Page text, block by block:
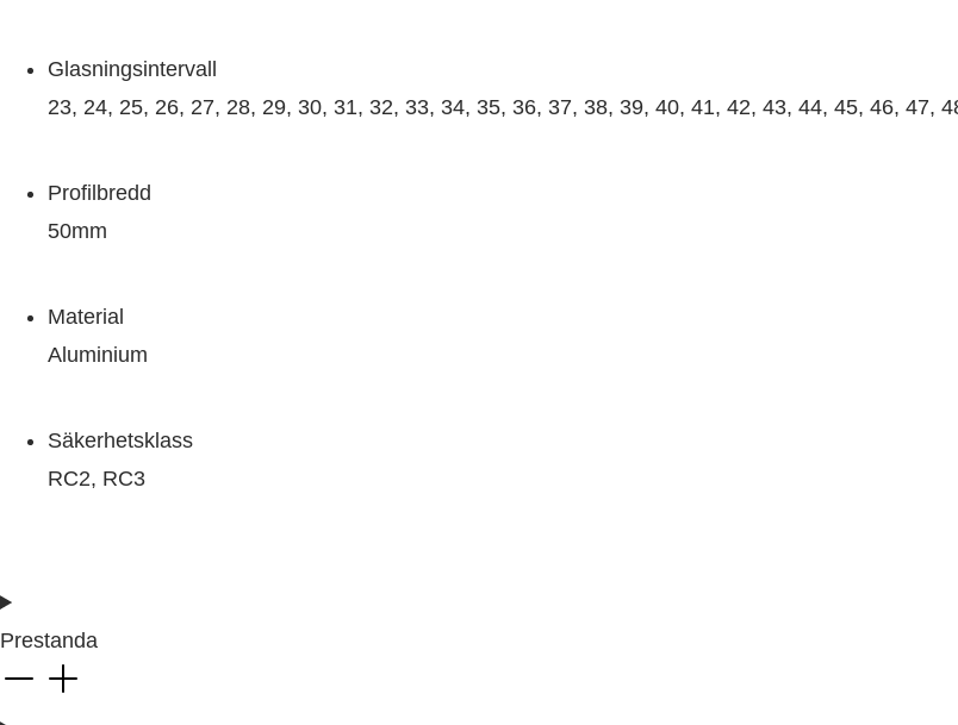
Glasningsintervall
23, 24, 25, 26, 27, 28, 29, 30, 31, 32, 33, 34, 35, 36, 37, 38, 39, 40, 41, 42, 43, 44, 45, 46, 47,
Profilbredd
50mm
Material
Aluminium
Säkerhetsklass
RC2, RC3
Prestanda